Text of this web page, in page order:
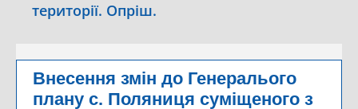
території. Опріш.
Внесення змін до Генералього
плану с. Поляниця суміщеного з